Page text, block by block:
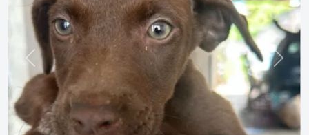
Previous Next